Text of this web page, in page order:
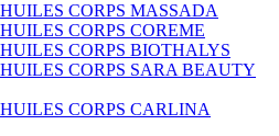
CORPS MASSADA
CORPS COREME
CORPS BIOTHALYS
CORPS SARA BEAUTY
CORPS CARLINA